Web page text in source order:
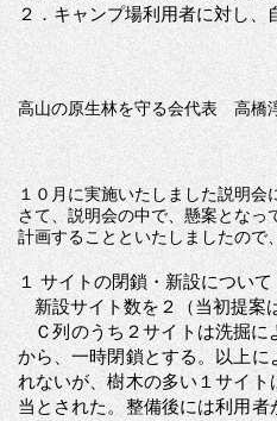
２．キャンプ場利用者に対し、
高山の原生林を守る会代表 高橋
１０月に実施いたしました説明会
さて、説明会の中で、懸案となっ
計画することといたしましたので
１ サイトの閉鎖・新設について
新設サイト数を２（当初提案
Ｃ列のうち２サイトは洗掘
から、一時閉鎖とする。以上
れないが、樹木の多い１サイ
当とされた。整備後には利用